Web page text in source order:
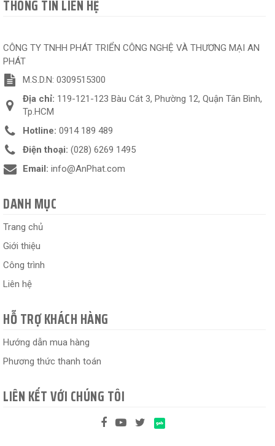
THÔNG TIN LIÊN HỆ
CÔNG TY TNHH PHÁT TRIỂN CÔNG NGHỆ VÀ THƯƠNG MẠI AN
PHÁT
M.S.D.N: 0309515300
Địa chỉ: 119-121-123 Bàu Cát 3, Phường 12, Quận Tân Bình,
Tp.HCM
Hotline: 0914 189 489
Điện thoại: (028) 6269 1495
Email: info@AnPhat.com
DANH MỤC
Trang chủ
Giới thiệu
Công trình
Liên hệ
HỖ TRỢ KHÁCH HÀNG
Hướng dẫn mua hàng
Phương thức thanh toán
LIÊN KẾT VỚI CHÚNG TÔI